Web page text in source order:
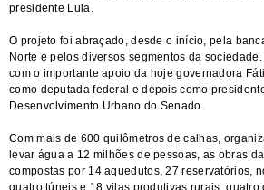
presidente Lula.
O projeto foi abraçado, desde o início, pela
Norte e pelos diversos segmentos da
com o importante apoio da hoje governadora
como deputada federal e depois como
Desenvolvimento Urbano do Senado.
Com mais de 600 quilômetros de calhas,
levar água a 12 milhões de pessoas, as obras
compostas por 14 aquedutos, 27 reservatórios,
quatro túneis e 18 vilas produtivas rurais,